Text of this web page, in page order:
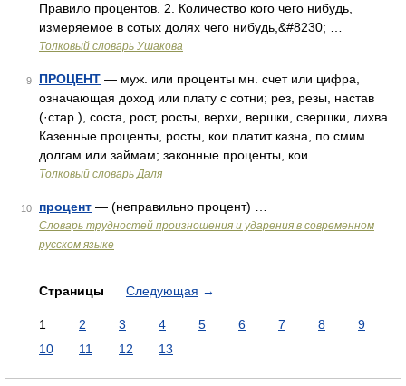
Правило процентов. 2. Количество кого чего нибудь,
измеряемое в сотых долях чего нибудь,&#8230; …
Толковый словарь Ушакова
9 ПРОЦЕНТ — муж. или проценты мн. счет или цифра,
означающая доход или плату с сотни; рез, резы, настав
(·стар.), соста, рост, росты, верхи, вершки, свершки, лихва.
Казенные проценты, росты, кои платит казна, по смим
долгам или займам; законные проценты, кои …
Толковый словарь Даля
10 процент — (неправильно процент) …
Словарь трудностей произношения и ударения в современном
русском языке
Страницы Следующая →
1 2 3 4 5 6 7 8
9
10
11 12 13